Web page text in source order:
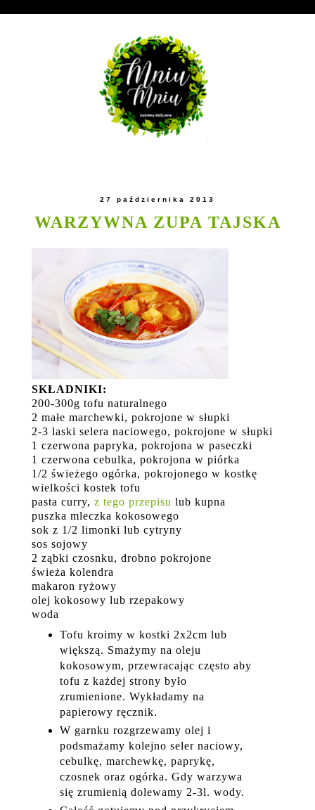
27 października 2013
WARZYWNA ZUPA TAJSKA
SKŁADNIKI:
200-300g tofu naturalnego
2 małe marchewki, pokrojone w słupki
2-3 laski selera naciowego, pokrojone w słupki
1 czerwona papryka, pokrojona w paseczki
1 czerwona cebulka, pokrojona w piórka
1/2 świeżego ogórka, pokrojonego w kostkę
wielkości kostek tofu
pasta curry, z tego przepisu lub kupna
puszka mleczka kokosowego
sok z 1/2 limonki lub cytryny
sos sojowy
2 ząbki czosnku, drobno pokrojone
świeża kolendra
makaron ryżowy
olej kokosowy lub rzepakowy
woda
Tofu kroimy w kostki 2x2cm lub
większą. Smażymy na oleju
kokosowym, przewracając często aby
tofu z każdej strony było
zrumienione. Wykładamy na
papierowy ręcznik.
W garnku rozgrzewamy olej i
podsmażamy kolejno seler naciowy,
cebulkę, marchewkę, paprykę,
czosnek oraz ogórka. Gdy warzywa
się zrumienią dolewamy 2-3l. wody.